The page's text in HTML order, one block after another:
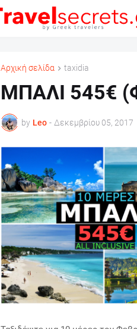
Αρχική σελίδα taxidia
ΜΠΑΛΙ 545€
by Leo - Δεκεμβρίου 05, 2017